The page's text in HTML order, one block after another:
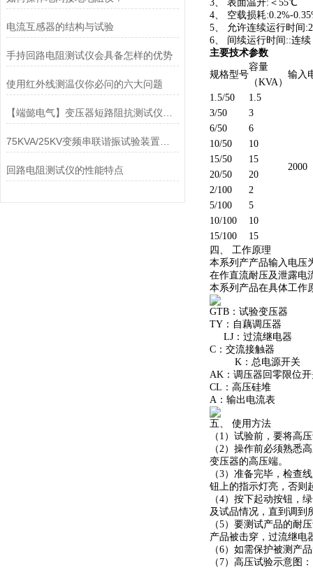
电流互感器的结构与试验
手持回路电阻测试仪会具备怎样的优势
使用红外线测温仪你必问的六大问题
回路电阻测试仪的性能特点
3、 表面温升:＜55℃
4、 空载损耗:0.2%-
5、 允许连续运行时间
6、 间续运行时间::连续
主要技术参数
规格型号
容量
（KVA）
输入
1.5/50 1.5
2000
3/50
3
6/50
6
10/50
10
15/50
15
20/50
20
2/100
2
5/100
5
10/100
10
15/100
15
四、 工作原理
本系列产产品输入电压
在作直流耐压及泄露电
本系列产品在具体工作
GTB：试验变压
TY：自藕调压器
LJ：过流继电器
C：交流接触器
K：总电源开关
AK：调压器回零限
CL：高压硅堆
A：输出电流表
五、 使用方法
（1）试验前，要将高
（2）操作前必须熟悉
变压器的高压端。
（3）准备完毕，检查
钮上的指示灯亮，否则
（4）按下起动按钮，
及试品情况，直到调到
（5）要测试产品的耐
产品被击穿，过流继电
（6）如需保护被测产
（7）高压试验示意图：